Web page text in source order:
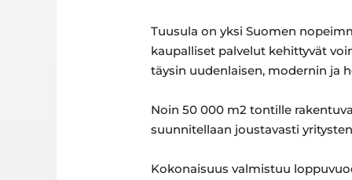
Tuusula on yksi Suomen
kaupalliset palvelut kehittyvät
täysin uudenlaisen, modernin ja
Noin 50 000 m2 tontille
suunnitellaan joustavasti
Kokonaisuus valmistuu